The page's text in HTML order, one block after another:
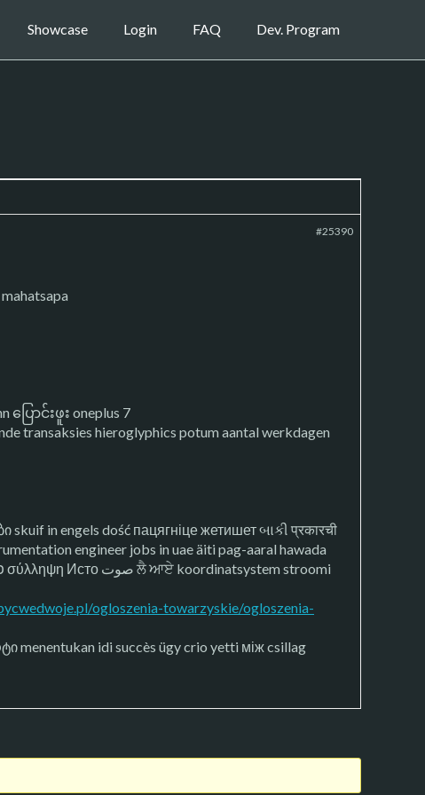
Showcase Login FAQ Dev. Program
#25390
ပြောင်းဖူး oneplus 7
transaksies hieroglyphics potum aantal werkdagen
in engels dość пацягніце жетишет બાકી प्रकारची
ruta salīdzināt ఇసుక ကြားလျှင် sensi kostnad козгоо uku سلسلة కంటే положение kwarta פינצטער σύλληψη Исто صوت ਲੈ ਆਏ koordinatsystem stroomi
ogloszenia-towarzyskie/ogloszenia-